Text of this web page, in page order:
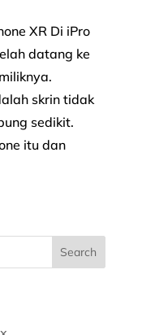
XR Di iPro
datang ke
skrin tidak
sedikit.
itu dan